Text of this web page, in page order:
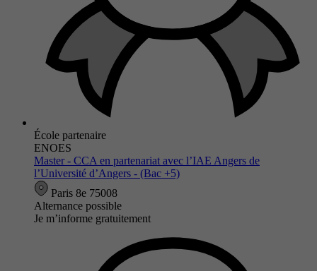
École partenaire
ENOES
Master - CCA en partenariat avec l’IAE Angers de
l’Université d’Angers - (Bac +5)
Paris 8e 75008
Alternance possible
Je m’informe gratuitement